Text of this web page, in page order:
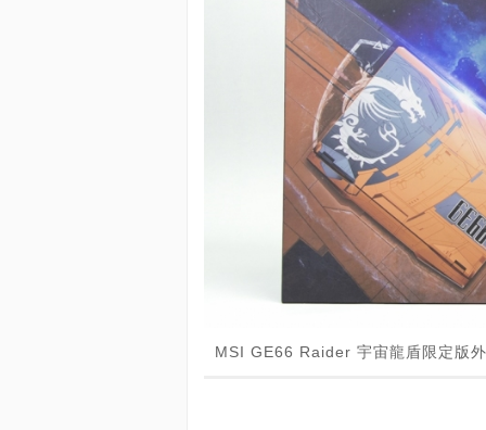
MSI GE66 Raider 宇宙龍盾限定版